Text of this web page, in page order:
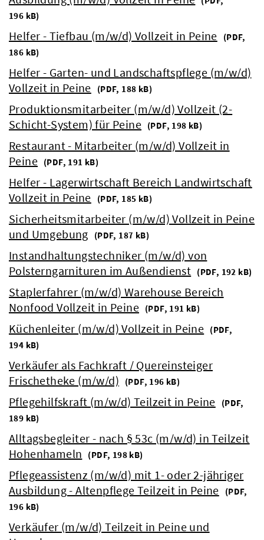
196 kB)
Helfer - Tiefbau (m/w/d) Vollzeit in Peine (PDF,
186 kB)
Helfer - Garten- und Landschaftspflege (m/w/d)
Vollzeit in Peine
(PDF, 188 kB)
Produktionsmitarbeiter (m/w/d) Vollzeit (2-
Schicht-System) für Peine (PDF, 198 kB)
Restaurant - Mitarbeiter (m/w/d) Vollzeit in
Peine (PDF, 191 kB)
Helfer - Lagerwirtschaft Bereich Landwirtschaft
Vollzeit in Peine
(PDF, 185 kB)
Sicherheitsmitarbeiter (m/w/d) Vollzeit in Peine
und Umgebung
(PDF, 187 kB)
Instandhaltungstechniker (m/w/d) von
Polsterngarnituren im Außendienst (PDF, 192 kB)
Staplerfahrer (m/w/d) Warehouse Bereich
Nonfood Vollzeit in Peine (PDF, 191 kB)
Küchenleiter (m/w/d) Vollzeit in Peine (PDF,
194 kB)
Verkäufer als Fachkraft / Quereinsteiger
Frischetheke (m/w/d)
(PDF, 196 kB)
Pflegehilfskraft (m/w/d) Teilzeit in Peine (PDF,
189 kB)
Alltagsbegleiter - nach § 53c (m/w/d) in Teilzeit
Hohenhameln
(PDF, 198 kB)
Pflegeassistenz (m/w/d) mit 1- oder 2-jähriger
Ausbildung - Altenpflege Teilzeit in Peine
(PDF,
196 kB)
Verkäufer (m/w/d) Teilzeit in Peine und